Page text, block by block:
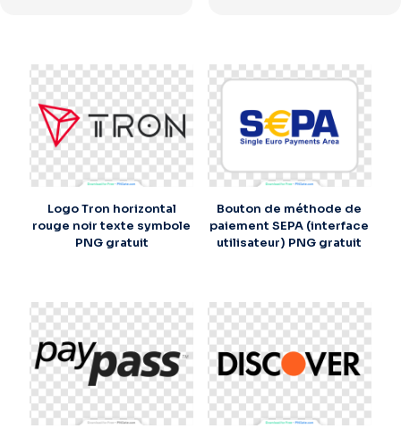
Logo Tron horizontal
rouge noir texte symbole
PNG gratuit
Bouton de méthode de
paiement SEPA (interface
utilisateur) PNG gratuit